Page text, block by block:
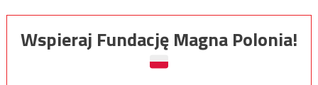
Wspieraj Fundację Magna Polonia!